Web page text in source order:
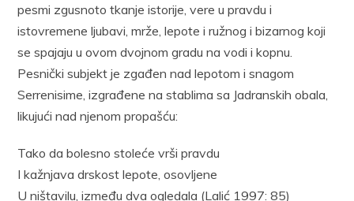
pesmi zgusnoto tkanje istorije, vere u pravdu i
istovremene ljubavi, mrže, lepote i ružnog i bizarnog koji
se spajaju u ovom dvojnom gradu na vodi i kopnu.
Pesnički subjekt je zgađen nad lepo­tom i snagom
Serrenisime, izgrađene na stablima sa Jadranskih obala,
li­kujući nad njenom propašću:
Tako da bolesno stoleće vrši pravdu
I kažnjava drskost lepote, osovljene
U ništavilu, između dva ogledala (Lalić 1997: 85)